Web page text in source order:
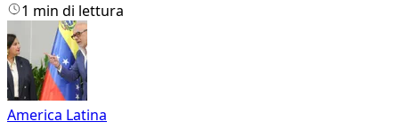
1 min di lettura
America Latina